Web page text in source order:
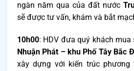
ngàn năm qua của đất nước
sẽ được tư vấn, khám và bắt
10h00: HDV đưa quý khách
Nhuận Phát – khu Phố Tây Bắc
xây dựng với kiến trúc